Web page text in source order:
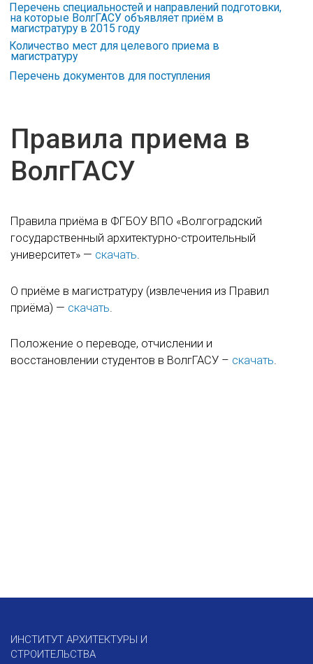
Перечень специальностей и направлений подготовки,
на которые ВолгГАСУ объявляет приём в
магистратуру в 2015 году
Количество мест для целевого приема в
магистратуру
Перечень документов для поступления
Правила приема в
ВолгГАСУ
Правила приёма в ФГБОУ ВПО «Волгоградский
государственный архитектурно-строительный
университет» — скачать.
О приёме в магистратуру (извлечения из Правил
приёма) — скачать
Положение о переводе, отчислении и
восстановлении студентов в ВолгГАСУ – скачать
ИНСТИТУТ АРХИТЕКТУРЫ И
СТРОИТЕЛЬСТВА